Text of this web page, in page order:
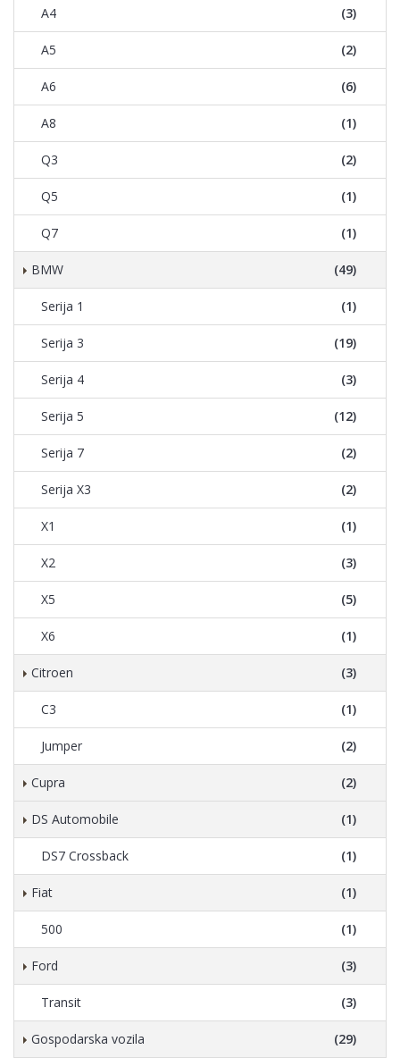
A4 (3)
A5 (2)
A6 (6)
A8 (1)
Q3 (2)
Q5 (1)
Q7 (1)
BMW (49)
Serija 1 (1)
Serija 3 (19)
Serija 4 (3)
Serija 5 (12)
Serija 7 (2)
Serija X3 (2)
X1 (1)
X2 (3)
X5 (5)
X6 (1)
Citroen (3)
C3 (1)
Jumper (2)
Cupra (2)
DS Automobile (1)
DS7 Crossback (1)
Fiat (1)
500 (1)
Ford (3)
Transit (3)
Gospodarska vozila (29)